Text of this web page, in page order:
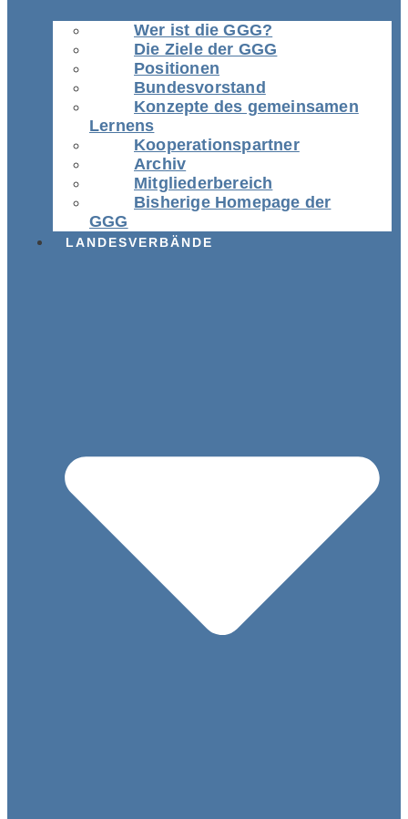
Wer ist die GGG?
Die Ziele der GGG
Positionen
Bundesvorstand
Konzepte des gemeinsamen
Lernens
Kooperationspartner
Archiv
Mitgliederbereich
Bisherige Homepage der
GGG
LANDESVERBÄNDE